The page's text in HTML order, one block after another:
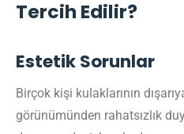
Tercih Edilir?
Estetik Sorunlar
Birçok kişi kulaklarının
görünümünden rahatsızlık